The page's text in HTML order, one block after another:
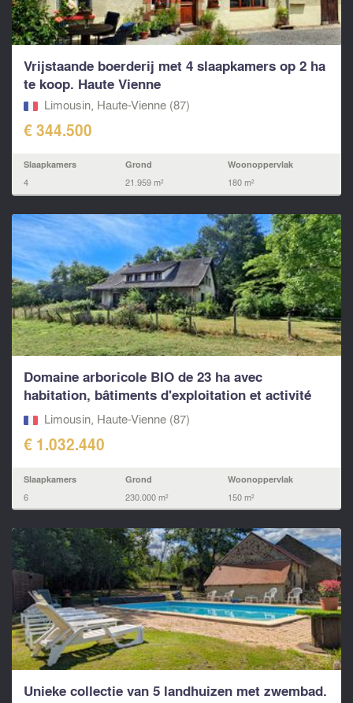
Vrijstaande boerderij met 4 slaapkamers op 2 ha
te koop. Haute Vienne
Limousin, Haute-Vienne (87)
€ 344.500
Slaapkamers
4
Grond
21.959 m²
Woonoppervlak
180 m²
Domaine arboricole BIO de 23 ha avec
habitation, bâtiments d'exploitation et activité
clé en main
Limousin, Haute-Vienne (87)
€ 1.032.440
Slaapkamers
6
Grond
230.000 m²
Woonoppervlak
150 m²
Unieke collectie van 5 landhuizen met zwembad.